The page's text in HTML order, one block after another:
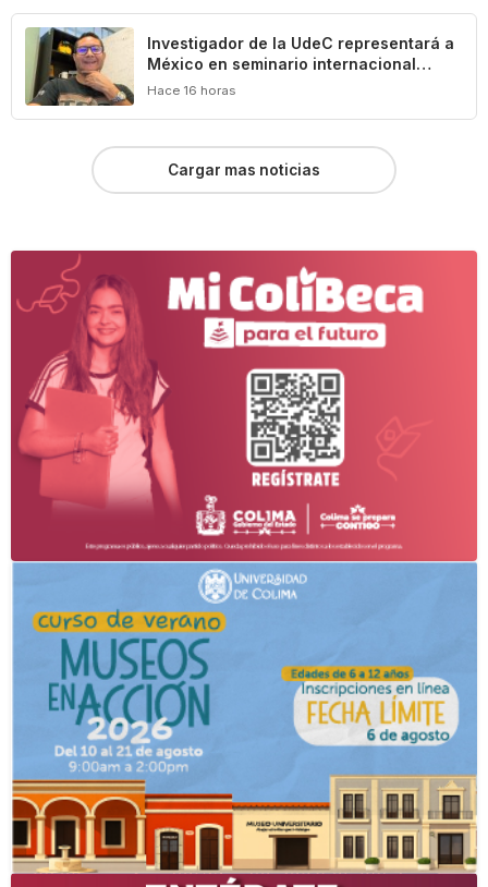
Investigador de la UdeC representará a
México en seminario internacional
sobre agua, medio ambiente y geotecnia
Hace 16 horas
Cargar mas noticias